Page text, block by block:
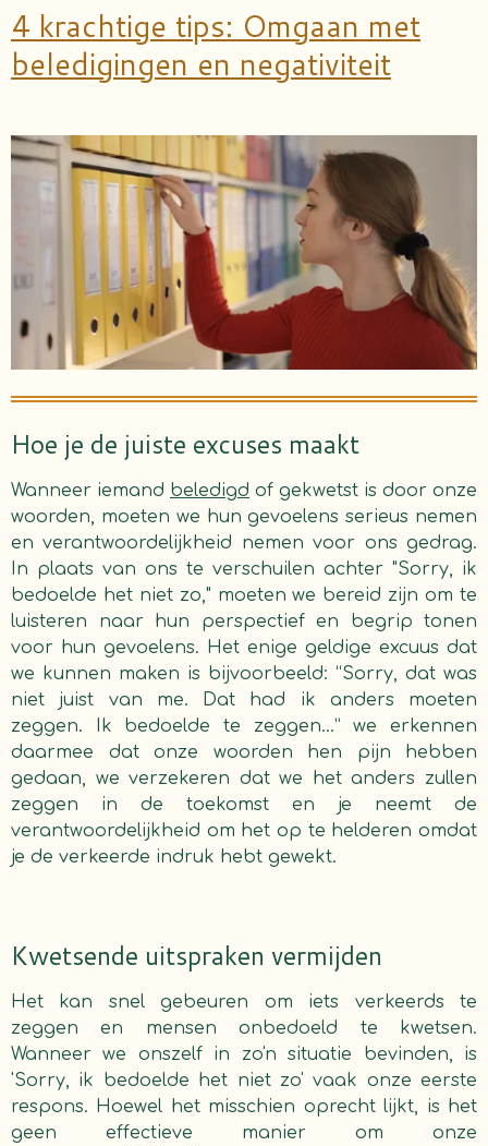
4 krachtige tips: Omgaan met
beledigingen en negativiteit
Hoe je de juiste excuses maakt
Wanneer iemand beledigd of gekwetst is door onze
woorden, moeten we hun gevoelens serieus nemen
en verantwoordelijkheid nemen voor ons gedrag.
In plaats van ons te verschuilen achter "Sorry, ik
bedoelde het niet zo," moeten we bereid zijn om te
luisteren naar hun perspectief en begrip tonen
voor hun gevoelens. Het enige geldige excuus dat
we kunnen maken is bijvoorbeeld: “Sorry, dat was
niet juist van me. Dat had ik anders moeten
zeggen. Ik bedoelde te zeggen...” we erkennen
daarmee dat onze woorden hen pijn hebben
gedaan, we verzekeren dat we het anders zullen
zeggen in de toekomst en je neemt de
verantwoordelijkheid om het op te helderen omdat
je de verkeerde indruk hebt gewekt.
Kwetsende uitspraken vermijden
Het kan snel gebeuren om iets verkeerds te
zeggen en mensen onbedoeld te kwetsen.
Wanneer we onszelf in zo'n situatie bevinden, is
'Sorry, ik bedoelde het niet zo' vaak onze eerste
respons. Hoewel het misschien oprecht lijkt, is het
geen effectieve manier om onze